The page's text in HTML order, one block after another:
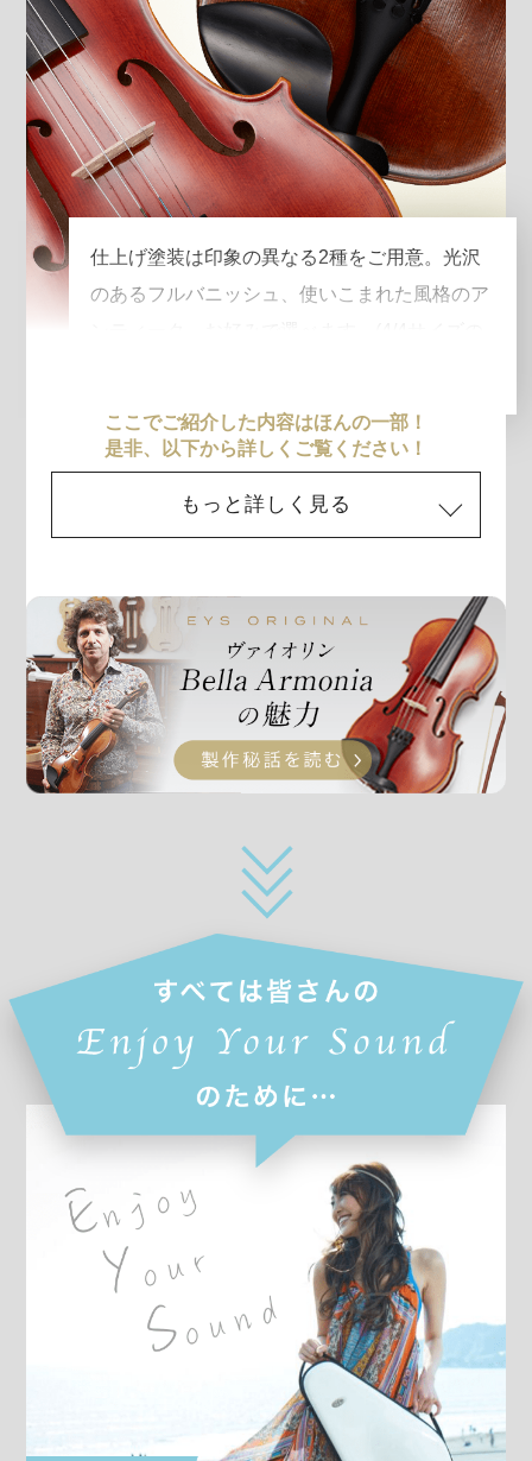
仕上げ塗装は印象の異なる2種をご用意。光沢
のあるフルバニッシュ、使いこまれた風格のア
ここでご紹介した内容はほんの一部！
是非、以下から詳しくご覧ください！
もっと詳しく見る